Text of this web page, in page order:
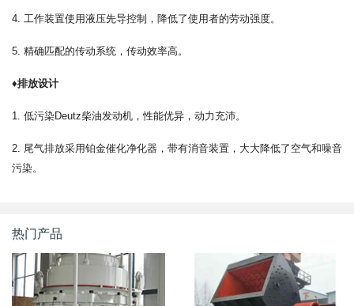
4. 工作装置使用液压先导控制，降低了使用者的劳动强度。
5. 精确匹配的传动系统，传动效率高。
♦排放设计
1. 低污染Deutz柴油发动机，性能优异，动力充沛。
2. 尾气排放采用铂金催化净化器，带有消音装置，大大降低了空气和噪音
污染。
热门产品